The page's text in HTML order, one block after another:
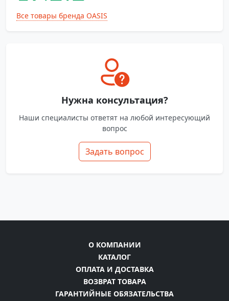
Все товары бренда OASIS
Нужна консультация?
Наши специалисты ответят на любой интересующий
вопрос
Задать вопрос
О КОМПАНИИ
КАТАЛОГ
ОПЛАТА И ДОСТАВКА
ВОЗВРАТ ТОВАРА
ГАРАНТИЙНЫЕ ОБЯЗАТЕЛЬСТВА